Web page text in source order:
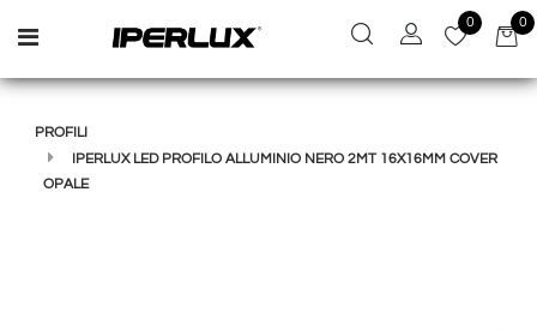
Open menu
0 0
PROFILI
IPERLUX LED PROFILO ALLUMINIO NERO 2MT 16X16MM COVER
OPALE